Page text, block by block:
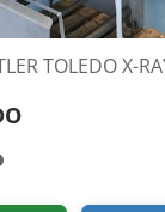
TOLEDO X-